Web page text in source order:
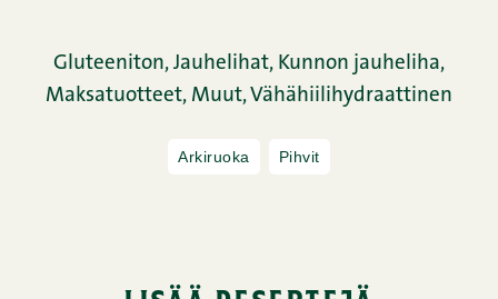
Gluteeniton, Jauhelihat, Kunnon jauheliha,
Maksatuotteet, Muut, Vähähiilihydraattinen
Arkiruoka Pihvit